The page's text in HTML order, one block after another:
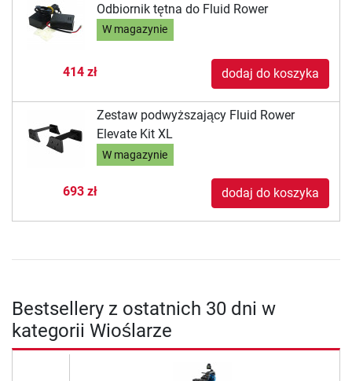
Odbiornik tętna do Fluid Rower
W magazynie
414 zł dodaj do koszyka
Zestaw podwyższający Fluid Rower
Elevate Kit XL
W magazynie
693 zł dodaj do koszyka
Bestsellery z ostatnich 30 dni w
kategorii Wioślarze